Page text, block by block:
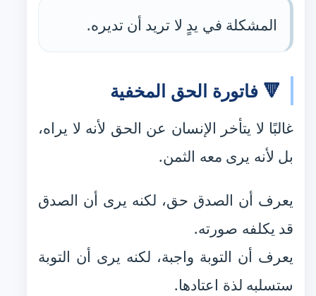
المشكلة في يدٍ لا تريد أن تديره.
🔻 فاتورة الحق المخفية
غالبًا لا يتأخر الإنسان عن الحق لأنه لا يراه،
بل لأنه يرى معه الثمن.
يعرف أن الصدق حق، لكنه يرى أن الصدق
قد يكلفه صورته.
يعرف أن التوبة واجبة، لكنه يرى أن التوبة
ستسلبه لذة اعتادها.